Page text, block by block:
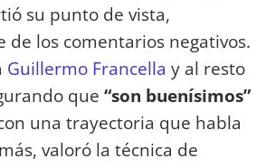
su punto de vista,
de los comentarios negativos.
Guillermo Francella y al resto
que “son buenísimos”
una trayectoria que habla
valoró la técnica de